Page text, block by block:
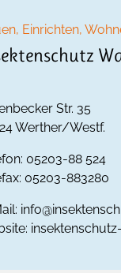
Einrichten,
Str. 35
Werther/Westf.
05203-88 524
05203-883280